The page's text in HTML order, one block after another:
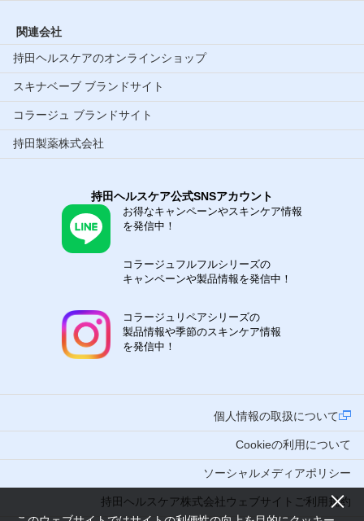
関連会社
持田ヘルスケアのオンラインショップ
スキナベーブ ブランドサイト
コラージュ ブランドサイト
持田製薬株式会社
持田ヘルスケア公式SNSアカウント
お得なキャンペーンやスキンケア情報
を発信中！
コラージュフルフルシリーズの
キャンペーンや製品情報を発信中！
コラージュリペアシリーズの
製品情報や季節のスキンケア情報
を発信中！
個人情報の取扱について
Cookieの利用について
ソーシャルメディアポリシー
持田ヘルスケア株式会社ウェブサイトご利用規約